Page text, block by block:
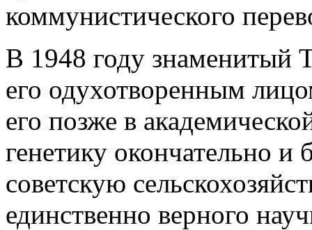
коммунистического
В 1948 году знаменитый
его одухотворенным
его позже в
генетику окончательно и
советскую
единственно верного